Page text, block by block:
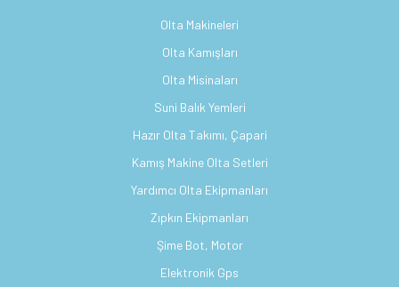
Olta Makineleri
Olta Kamışları
Olta Misinaları
Suni Balık Yemleri
Hazır Olta Takımı, Çapari
Kamış Makine Olta Setleri
Yardımcı Olta Ekipmanları
Zıpkın Ekipmanları
Şime Bot, Motor
Elektronik Gps